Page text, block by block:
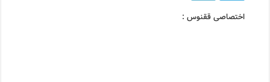
اختصاصی ققنوس :